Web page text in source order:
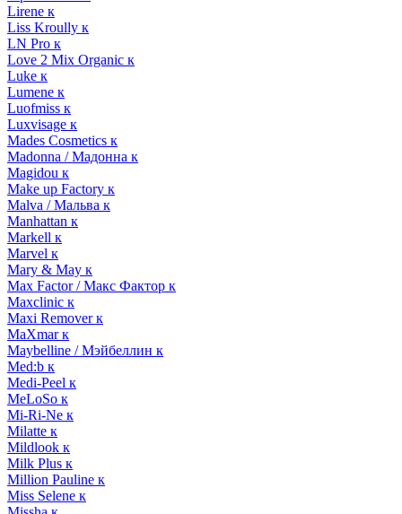
Lirene к
Liss Kroully к
LN Pro к
Love 2 Mix Organic к
Luke к
Lumene к
Luofmiss к
Luxvisage к
Mades Cosmetics к
Madonna / Мадонна к
Magidou к
Make up Factory к
Malva / Мальва к
Manhattan к
Markell к
Marvel к
Mary & May к
Max Factor / Макс Фактор к
Maxclinic к
Maxi Remover к
MaXmar к
Maybelline / Мэйбеллин к
Med:b к
Medi-Peel к
MeLoSo к
Mi-Ri-Ne к
Milatte к
Mildlook к
Milk Plus к
Million Pauline к
Miss Selene к